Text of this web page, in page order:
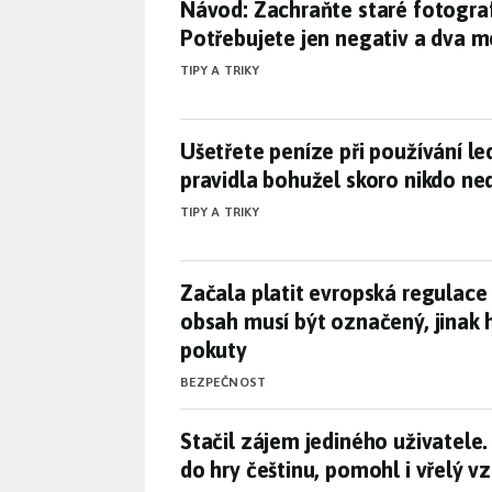
Návod: Zachraňte staré
Návod: Zachraňte staré
Potřebujete jen negativ a dva
TIPY A TRIKY
Ušetřete peníze při používání
Ušetřete peníze při používání
pravidla bohužel skoro nikdo
TIPY A TRIKY
Začala platit evropská
Začala platit evropská
obsah musí být označený, jinak
pokuty
BEZPEČNOST
Stačil zájem jediného
Stačil zájem jediného
do hry češtinu, pomohl i vřelý